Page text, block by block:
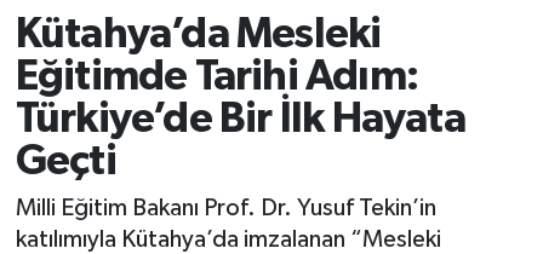
Kütahya’da Mesleki
Eğitimde Tarihi Adım:
Türkiye’de Bir İlk Hayata
Geçti
Milli Eğitim Bakanı Prof. Dr. Yusuf Tekin’in
katılımıyla Kütahya’da imzalanan “Mesleki
Dünya
Eğitim
Ekonomi
Eleman
Süper Lig Puan Durumu ve Fikstür
Tüm Manşetler
Son Dakika Haberleri
Haber Arşivi